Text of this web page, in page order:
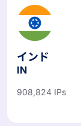
インド
IN
908,824 IPs